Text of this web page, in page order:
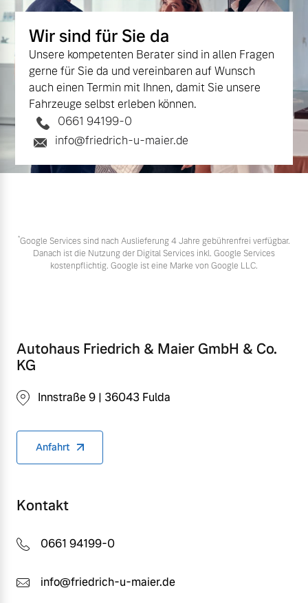
Wir sind für Sie da
Unsere kompetenten Berater sind in allen Fragen
gerne für Sie da und vereinbaren auf Wunsch
auch einen Termin mit Ihnen, damit Sie unsere
Fahrzeuge selbst erleben können.
0661 94199-0
info@friedrich-u-maier.de
*Google Services sind nach Auslieferung 4 Jahre gebührenfrei verfügbar.
Danach ist die Nutzung der Digital Services inkl. Google Services
kostenpflichtig. Google ist eine Marke von Google LLC.
Autohaus Friedrich & Maier GmbH & Co.
KG
Innstraße 9 | 36043 Fulda
Anfahrt
Kontakt
0661 94199-0
info@friedrich-u-maier.de